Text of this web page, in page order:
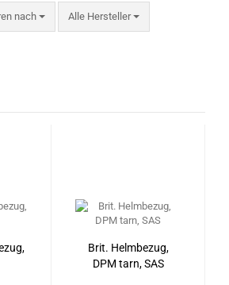
nach
nach Alle Hersteller
Brit. Helmbezug,
DPM tarn, SAS